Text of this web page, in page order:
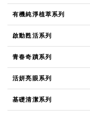
有機純淨植萃系列
啟動甦活系列
青春奇蹟系列
活妍亮眼系列
基礎清潔系列